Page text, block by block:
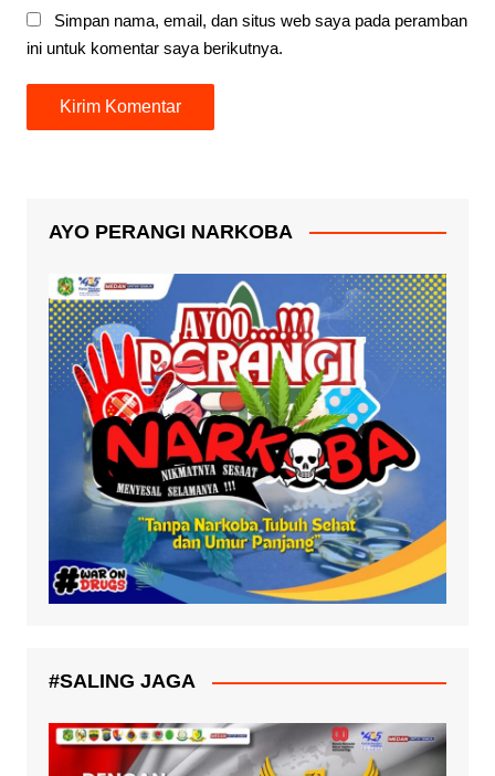
Simpan nama, email, dan situs web saya pada peramban
ini untuk komentar saya berikutnya.
AYO PERANGI NARKOBA
#SALING JAGA